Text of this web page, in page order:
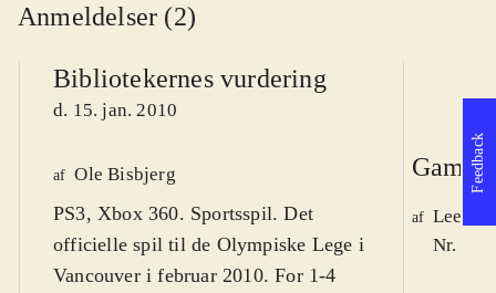
Anmeldelser (2)
Bibliotekernes vurdering
d. 15. jan. 2010
af Ole Bisbjerg
PS3, Xbox 360. Sportsspil. Det
officielle spil til de Olympiske Lege i
Vancouver i februar 2010. For 1-4
Game
af Lee
Nr.
Feedback